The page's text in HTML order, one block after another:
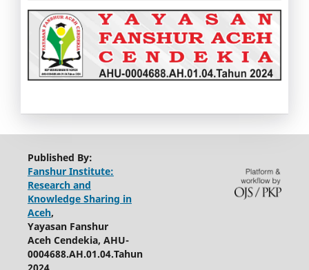
Published By:
Fanshur Institute:
Research and
Knowledge Sharing in
Aceh,
Yayasan Fanshur
Aceh Cendekia, AHU-
0004688.AH.01.04.Tahun